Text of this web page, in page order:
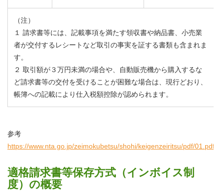
（注）
１ 請求書等には、記載事項を満たす領収書や納品書、小売業
者が交付するレシートなど取引の事実を証する書類も含まれま
す。
２ 取引額が３万円未満の場合や、自動販売機から購入するな
ど請求書等の交付を受けることが困難な場合は、現行どおり、
帳簿への記載により仕入税額控除が認められます。
参考
https://www.nta.go.jp/zeimokubetsu/shohi/keigenzeiritsu/pdf/01.pdf
適格請求書等保存方式（インボイス制
度）の概要